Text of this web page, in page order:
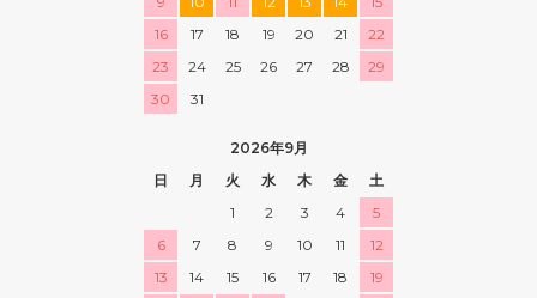
16
17 18 19 20 21
22
23
24 25 26 27 28
29
30
31
2026年9月
日
月 火 水 木 金
土
1
2 3 4
5
6
7 8 9 10 11
12
13
14 15 16 17 18
19